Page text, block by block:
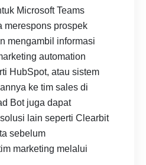
Microsoft Teams
merespons prospek
mengambil informasi
automation
HubSpot, atau sistem
ke tim sales di
Bot juga dapat
lain seperti Clearbit
sebelum
marketing melalui